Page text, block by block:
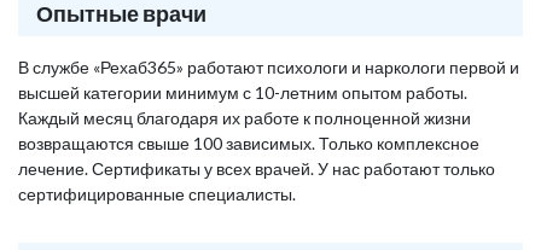
Опытные врачи
В службе «Рехаб365» работают психологи и наркологи первой и
высшей категории минимум с 10-летним опытом работы.
Каждый месяц благодаря их работе к полноценной жизни
возвращаются свыше 100 зависимых. Только комплексное
лечение. Сертификаты у всех врачей. У нас работают только
сертифицированные специалисты.